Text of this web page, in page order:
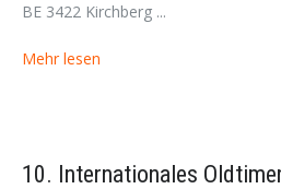
BE 3422 Kirchberg ...
Mehr lesen
10. Internationales